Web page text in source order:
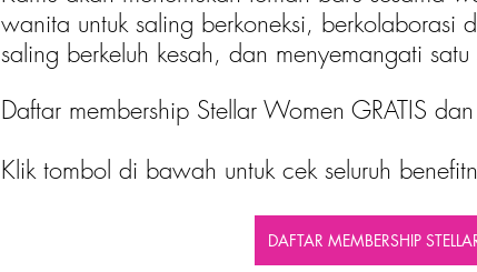
wanita untuk saling berkoneksi, berkolaborasi
saling berkeluh kesah, dan menyemangati
Daftar membership Stellar Women GRATIS
Klik tombol di bawah untuk cek seluruh
DAFTAR MEMBERSHIP